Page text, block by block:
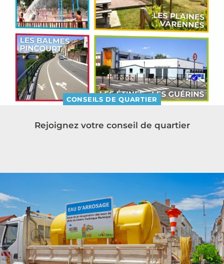
CONSEILS DE QUARTIER
Rejoignez votre conseil de quartier